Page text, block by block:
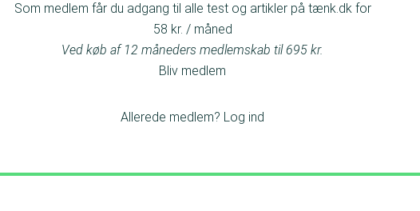
Som medlem får du adgang til alle test og artikler på tænk.dk for
58 kr. / måned
Ved køb af 12 måneders medlemskab til 695 kr.
Bliv medlem
Allerede medlem? Log ind